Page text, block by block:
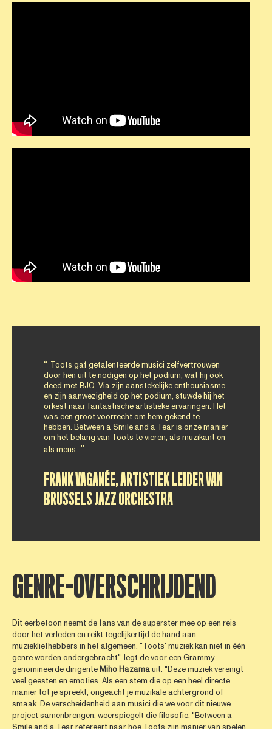
Toots gaf getalenteerde musici zelfvertrouwen
door hen uit te nodigen op het podium, wat hij ook
deed met BJO. Via zijn aanstekelijke enthousiasme
en zijn aanwezigheid op het podium, stuwde hij het
orkest naar fantastische artistieke ervaringen. Het
was een groot voorrecht om hem gekend te
hebben. Between a Smile and a Tear is onze manier
om het belang van Toots te vieren, als muzikant en
als mens.
FRANK VAGANÉE, ARTISTIEK LEIDER VAN
BRUSSELS JAZZ ORCHESTRA
GENRE-OVERSCHRIJDEND
Dit eerbetoon neemt de fans van de superster mee op een reis
door het verleden en reikt tegelijkertijd de hand aan
muziekliefhebbers in het algemeen. "Toots' muziek kan niet in één
genre worden ondergebracht", legt de voor een Grammy
genomineerde dirigenteMihoHazamauit. "Deze muziek verenigt
veel geesten en emoties. Als een stem die op een heel directe
manier tot je spreekt, ongeacht je muzikale achtergrond of
smaak. De verscheidenheid aan musici die we voor dit nieuwe
project samenbrengen, weerspiegelt die filosofie. "Between a